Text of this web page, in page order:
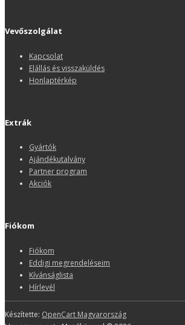
Vevőszolgálat
Kapcsolat
Elállás és visszaküldés
Honlaptérkép
Extrák
Gyártók
Ajándékutalvány
Partner program
Akciók
Fiókom
Fiókom
Eddigi megrendeléseim
Kívánságlista
Hírlevél
Készítette: OpenCart Magyarország